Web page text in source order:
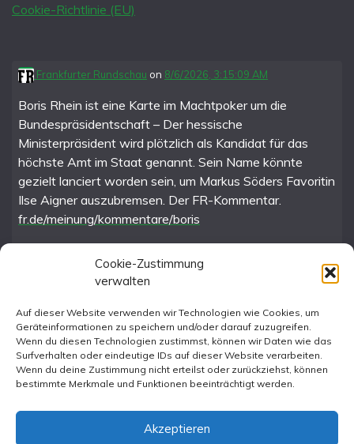
Cookie-Zustimmung
verwalten
Auf dieser Website verwenden wir Technologien wie Cookies, um
Geräteinformationen zu speichern und/oder darauf zuzugreifen.
Wenn du diesen Technologien zustimmst, können wir Daten wie das
Surfverhalten oder eindeutige IDs auf dieser Website verarbeiten.
Wenn du deine Zustimmung nicht erteilst oder zurückziehst, können
bestimmte Merkmale und Funktionen beeinträchtigt werden.
Akzeptieren
Cookie-Richtlinie (EU)
Frankfurter Rundschau on 8/6/2026, 3:15:09 AM
Boris Rhein ist eine Karte im Machtpoker um die
Bundespräsidentschaft – Der hessische
Ministerpräsident wird plötzlich als Kandidat für das
höchste Amt im Staat genannt. Sein Name könnte
gezielt lanciert worden sein, um Markus Söders Favoritin
Ilse Aigner auszubremsen. Der FR-Kommentar.
fr.de/meinung/kommentare/boris
Instagram